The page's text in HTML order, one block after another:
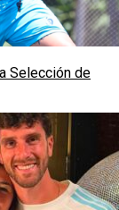
Selección de